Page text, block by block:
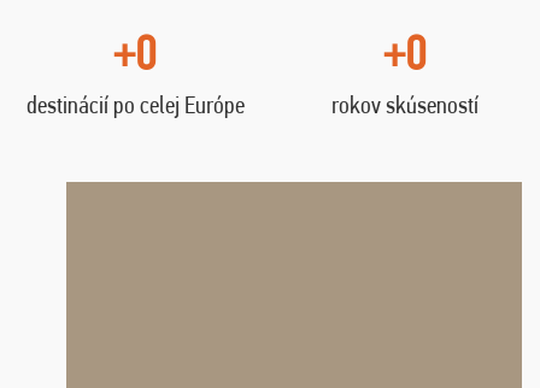
+0
destinácií po celej Európe
+0
rokov skúseností